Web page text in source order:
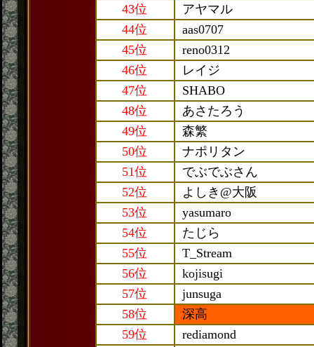
43位
アヤマル
44位
aas0707
45位
reno0312
46位
レイジ
47位
SHABO
48位
あさたろう
49位
森繁
50位
ナポリタン
51位
でぶでぶさん
52位
よしき@大阪
53位
yasumaro
54位
たじら
55位
T_Stream
56位
kojisugi
57位
junsuga
58位
深高
59位
rediamond